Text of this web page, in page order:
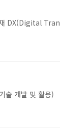
DX(Digital Tran
술 개발 및 활용)